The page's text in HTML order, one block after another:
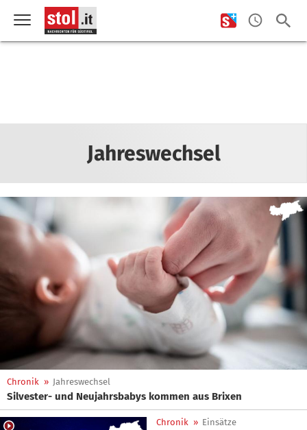
Jahreswechsel
Chronik » Jahreswechsel
Silvester- und Neujahrsbabys kommen aus Brixen
Chronik » Einsätze